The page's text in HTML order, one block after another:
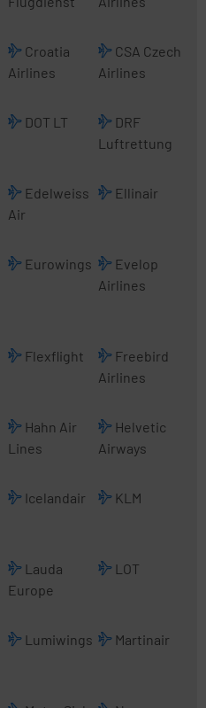
Croatia
Airlines
CSA Czech
Airlines
DOT LT
DRF
Luftrettung
Edelweiss
Air
Ellinair
Eurowings
Evelop
Airlines
Flexflight
Freebird
Airlines
Hahn Air
Lines
Helvetic
Airways
Icelandair KLM
Lauda
Europe
LOT
Lumiwings Martinair